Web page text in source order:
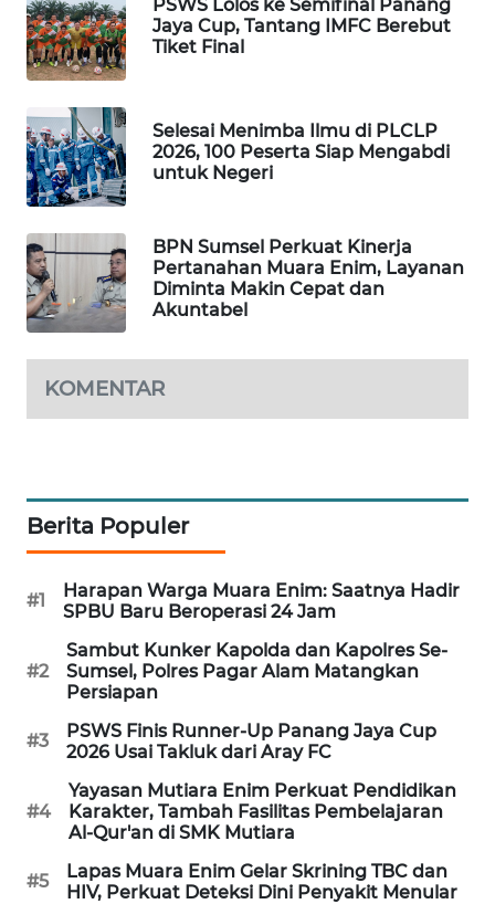
PSWS Lolos ke Semifinal Panang
Jaya Cup, Tantang IMFC Berebut
Tiket Final
Selesai Menimba Ilmu di PLCLP
2026, 100 Peserta Siap Mengabdi
untuk Negeri
BPN Sumsel Perkuat Kinerja
Pertanahan Muara Enim, Layanan
Diminta Makin Cepat dan
Akuntabel
KOMENTAR
Berita Populer
#1
Harapan Warga Muara Enim: Saatnya Hadir
SPBU Baru Beroperasi 24 Jam
#2
Sambut Kunker Kapolda dan Kapolres Se-
Sumsel, Polres Pagar Alam Matangkan
Persiapan
#3
PSWS Finis Runner-Up Panang Jaya Cup
2026 Usai Takluk dari Aray FC
#4
Yayasan Mutiara Enim Perkuat Pendidikan
Karakter, Tambah Fasilitas Pembelajaran
Al-Qur'an di SMK Mutiara
#5
Lapas Muara Enim Gelar Skrining TBC dan
HIV, Perkuat Deteksi Dini Penyakit Menular
LKKI
KOPEKLIN
PORTAL
KONSUMEN
FORWAMKI
ALPERKLINAS
NEWS
SIDIKALANG
NEWS
SIBARAGAS
NEWS
METRO
SIANTAR
NEWS
METRO
MEDAN